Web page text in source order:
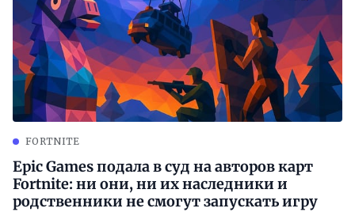
FORTNITE
Epic Games подала в суд на авторов карт
Fortnite: ни они, ни их наследники и
родственники не смогут запускать игру